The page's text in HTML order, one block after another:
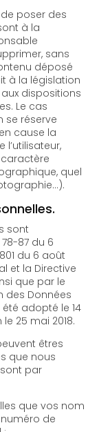
poser des
sans
à la législation
Le cas
cause la
quel
photographie…).
sont
87 du 6
et la Directive
des Données
25 mai 2018.
êtres
nous
par
que vos nom